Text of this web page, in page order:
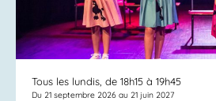
Tous les lundis, de 18h15 à 19h45
Du 21 septembre 2026 au 21 juin 2027